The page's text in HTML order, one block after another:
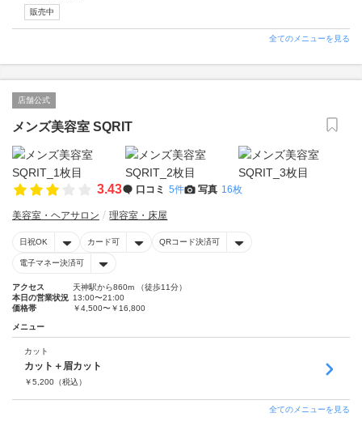
販売中
全てのメニューを見る
店舗公式
メンズ美容室 SQRIT
3.43 口コミ 5件 写真 16枚
美容室・ヘアサロン 理容室・床屋
日祝OK カード可 QRコード決済可
電子マネー決済可
アクセス
天神駅から860m （徒歩11分）
本日の営業状況 13:00〜21:00
価格帯
￥4,500〜￥16,800
メニュー
カット
カット＋眉カット
￥5,200 （税込）
全てのメニューを見る